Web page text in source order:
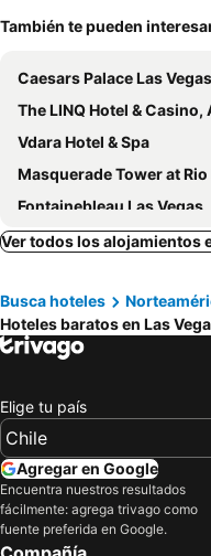
También te pueden
Caesars Palace Las Vegas
The LINQ Hotel & Casino, A Caesars
Vdara Hotel & Spa
Masquerade Tower at Rio Hotel &
Fontainebleau Las Vegas
Mardi Gras Hotel &
Downtown Grand Hotel &
Downtowner Boutique
Main Street Station Casino Brewery Hotel
Golden Gate Hotel &
Arizona Charlie's Boulder
Embassy Suites by Hilton Convention Center Las
Tru by Hilton Las Vegas
Las Vegas Marriott
Ver todos los alojamientos
Busca hoteles
Hoteles baratos en Las
Elige tu país
Agregar en Google
Encuentra nuestros resultados
fácilmente: agrega trivago como
fuente preferida en Google.